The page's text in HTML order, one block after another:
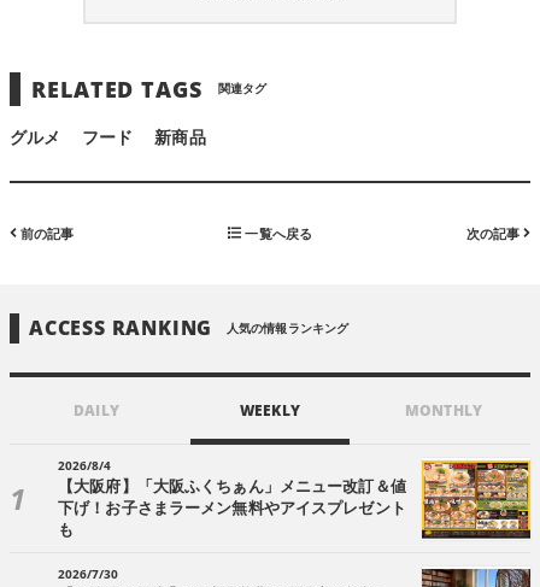
RELATED TAGS 関連タグ
グルメ フード 新商品
前の記事 一覧へ戻る 次の記事
ACCESS RANKING 人気の情報ランキング
DAILY WEEKLY MONTHLY
2026/8/4
【大阪府】「大阪ふくちぁん」メニュー改訂＆値
下げ！お子さまラーメン無料やアイスプレゼント
も
2026/7/30